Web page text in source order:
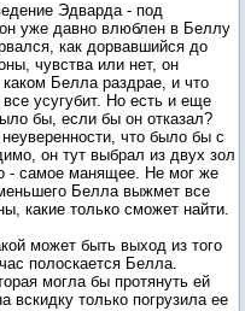
Эдварда - под
уже давно влюблен в Беллу
как дорвавшийся до
чувства или нет, он
Белла раздрае, и что
усугубит. Но есть и еще
бы, если бы он отказал?
что было бы с
он тут выбрал из двух зол
- самое манящее. Не мог же
Белла выжмет все
какие только сможет найти.
может быть выход из того
полоскается Белла.
могла бы протянуть ей
вскидку только погрузила ее